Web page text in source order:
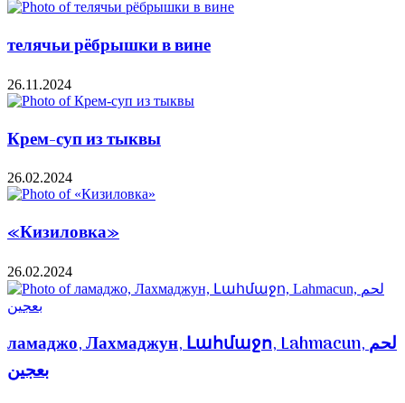
телячьи рёбрышки в вине
26.11.2024
Крем-суп из тыквы
26.02.2024
«Кизиловка»
26.02.2024
ламаджо, Лахмаджун, Լահմաջո, Lahmacun, لحم